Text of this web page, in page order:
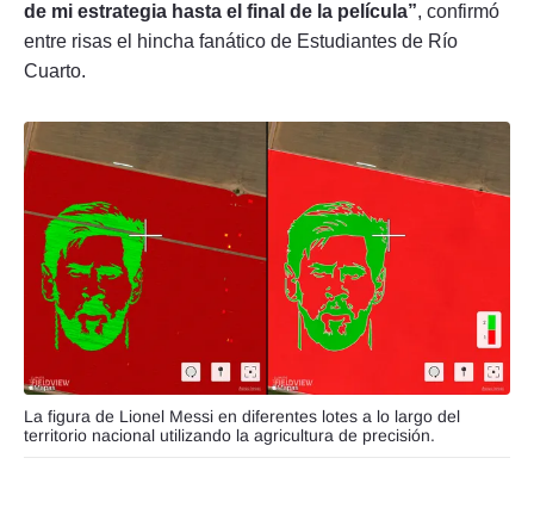
de mi estrategia hasta el final de la película”, confirmó
entre risas el hincha fanático de Estudiantes de Río
Cuarto.
La figura de Lionel Messi en diferentes lotes a lo largo del
territorio nacional utilizando la agricultura de precisión.